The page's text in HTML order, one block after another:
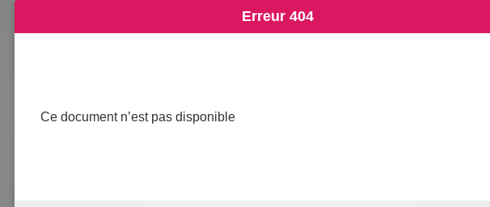
Erreur 404
Ce document n’est pas disponible